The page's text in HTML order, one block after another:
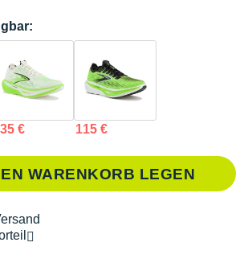
€ 115 €
WARENKORB LEGEN